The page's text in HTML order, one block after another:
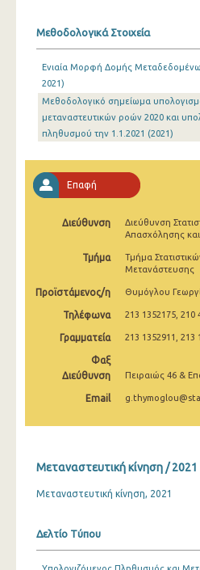
2014
2013
2012
2011
2010
2009
Μεθοδολογικά Στοιχεία
Ενιαία Μορφή Δομής
2021)
Μεθοδολογικό σημείωμα
μεταναστευτικών ροών 2020 και
πληθυσμού την 1.1.2021 (2021)
Επαφή
Διεύθυνση
Διεύθυνση
Απασχόλησης
Τμήμα
Τμήμα
Μετανάστευσης
Προϊστάμενος/η Θυμόγλου
Τηλέφωνα 213 1352175, 210
Γραμματεία 213 1352911, 213
Φαξ
Διεύθυνση
Πειραιώς 46 &
Email
Μεταναστευτική κίνηση / 2021
Μεταναστευτική κίνηση, 2021
Δελτίο Τύπου